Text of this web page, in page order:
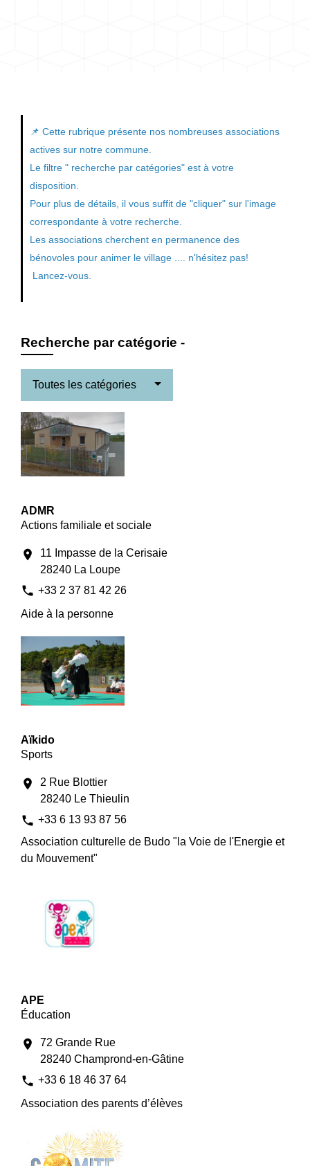
📌 Cette rubrique présente nos nombreuses associations
actives sur notre commune.
Le filtre " recherche par catégories" est à votre
disposition.
Pour plus de détails, il vous suffit de "cliquer" sur l'image
correspondante à votre recherche.
Les associations cherchent en permanence des
bénovoles pour animer le village .... n'hésitez pas!
Lancez-vous.
Recherche par catégorie -
Toutes les catégories
ADMR
Actions familiale et sociale
location_on
11 Impasse de la Cerisaie
28240 La Loupe
phone +33 2 37 81 42 26
Aide à la personne
Aïkido
Sports
location_on
2 Rue Blottier
28240 Le Thieulin
phone +33 6 13 93 87 56
Association culturelle de Budo "la Voie de l'Energie et
du Mouvement"
APE
Éducation
location_on
72 Grande Rue
28240 Champrond-en-Gâtine
phone +33 6 18 46 37 64
Association des parents d’élèves